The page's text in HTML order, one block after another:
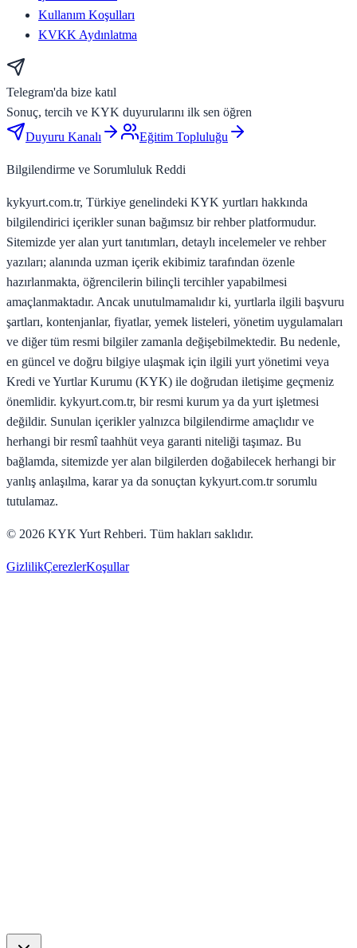
Kullanım Koşulları
KVKK Aydınlatma
Telegram'da bize katıl
Sonuç, tercih ve KYK duyurularını ilk sen öğren
Duyuru Kanalı
Eğitim Topluluğu
Bilgilendirme ve Sorumluluk Reddi
kykyurt.com.tr, Türkiye genelindeki KYK yurtları hakkında
bilgilendirici içerikler sunan bağımsız bir rehber platformudur.
Sitemizde yer alan yurt tanıtımları, detaylı incelemeler ve rehber
yazıları; alanında uzman içerik ekibimiz tarafından özenle
hazırlanmakta, öğrencilerin bilinçli tercihler yapabilmesi
amaçlanmaktadır. Ancak unutulmamalıdır ki, yurtlarla ilgili başvuru
şartları, kontenjanlar, fiyatlar, yemek listeleri, yönetim uygulamaları
ve diğer tüm resmi bilgiler zamanla değişebilmektedir. Bu nedenle,
en güncel ve doğru bilgiye ulaşmak için ilgili yurt yönetimi veya
Kredi ve Yurtlar Kurumu (KYK) ile doğrudan iletişime geçmeniz
önemlidir. kykyurt.com.tr, bir resmi kurum ya da yurt işletmesi
değildir. Sunulan içerikler yalnızca bilgilendirme amaçlıdır ve
herhangi bir resmî taahhüt veya garanti niteliği taşımaz. Bu
bağlamda, sitemizde yer alan bilgilerden doğabilecek herhangi bir
yanlış anlaşılma, karar ya da sonuçtan kykyurt.com.tr sorumlu
tutulamaz.
© 2026 KYK Yurt Rehberi. Tüm hakları saklıdır.
GizlilikÇerezlerKoşullar